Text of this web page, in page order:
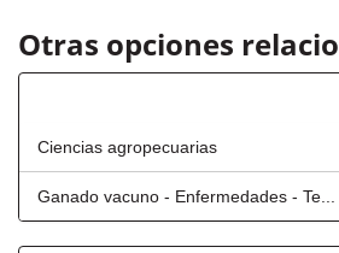
Otras opciones
Ciencias agropecuarias
Ganado vacuno - Enfermedades - Te...